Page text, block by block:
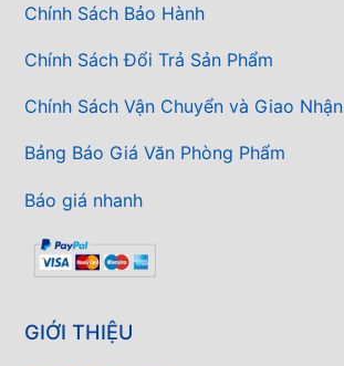
Chính Sách Bảo Hành
Chính Sách Đổi Trả Sản Phẩm
Chính Sách Vận Chuyển và Giao Nhận
Bảng Báo Giá Văn Phòng Phẩm
Báo giá nhanh
GIỚI THIỆU